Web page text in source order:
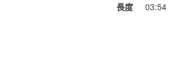
長度
03:54